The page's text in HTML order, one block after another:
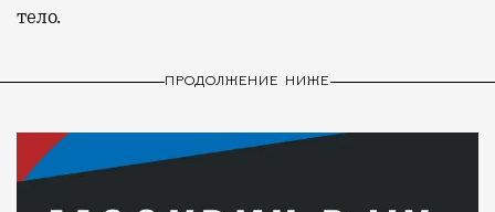
тело.
ПРОДОЛЖЕНИЕ НИЖЕ